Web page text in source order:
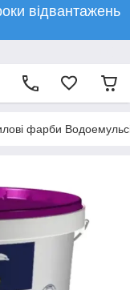
відвантажень
фарби